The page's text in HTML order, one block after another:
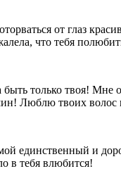
от глаз
что тебя
быть только твоя!
Люблю твоих волос
единственный и
в тебя влюбится!